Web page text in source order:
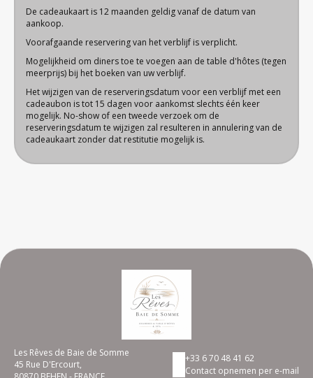
De cadeaukaart is 12 maanden geldig vanaf de datum van
aankoop.
Voorafgaande reservering van het verblijf is verplicht.
Mogelijkheid om diners toe te voegen aan de table d'hôtes (tegen
meerprijs) bij het boeken van uw verblijf.
Het wijzigen van de reserveringsdatum voor een verblijf met een
cadeaubon is tot 15 dagen voor aankomst slechts één keer
mogelijk. No-show of een tweede verzoek om de
reserveringsdatum te wijzigen zal resulteren in annulering van de
cadeaukaart zonder dat restitutie mogelijk is.
Les Rêves de Baie de Somme
45 Rue D'Ercourt,
+33 6 70 48 41 62
Contact opnemen per e-mail